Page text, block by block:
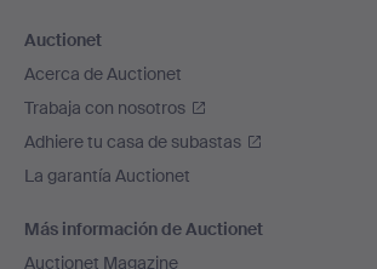
Auctionet
Acerca de Auctionet
Trabaja con nosotros
Adhiere tu casa de subastas
La garantía Auctionet
Más información de Auctionet
Auctionet Magazine